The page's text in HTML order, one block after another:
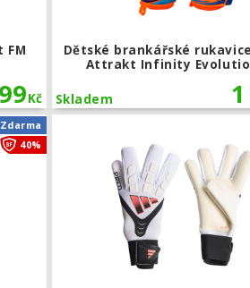
FM
Kč
Dětské brankářské
Attrakt Infinity
Skladem
Zdarma
40%